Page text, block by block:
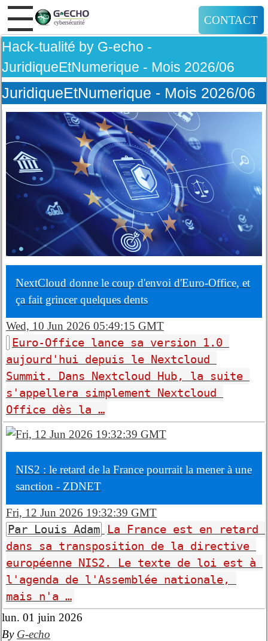
CONTACT
Hack-tualité by G-echo -
JuridiqueEtNumerique - Mois 2026/06
JuridiqueEtNumerique - Mois 2026/06
NextCloud donne le coup d'envoi d'Euro-Office, et
ça fait grincer quelques dents
Wed, 10 Jun 2026 05:49:15 GMT
Euro-Office lance sa version 1.0
aujourd'hui depuis le Nextcloud
Summit. Dans Nextcloud Hub, la suite
s'appellera simplement Nextcloud
Office dès la …
NIS2 : le retard de la France pourrait la mener à une
sanction - ZDNET
Fri, 12 Jun 2026 19:32:39 GMT
Par Louis Adam
La France est en retard
dans sa transposition de la directive
européenne NIS2. Le texte de loi est à
l'agenda de l'Assemblée nationale,
mais n'a …
lun. 01 juin 2026
By G-echo